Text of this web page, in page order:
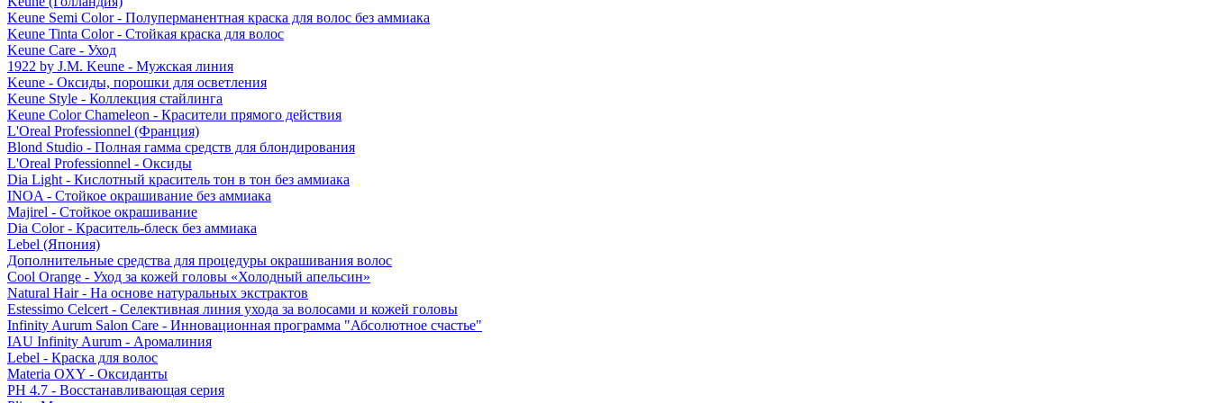
Keune Semi Color - Полуперманентная краска для волос без аммиака
Keune Tinta Color - Стойкая краска для волос
Keune Care - Уход
1922 by J.M. Keune - Мужская линия
Keune - Оксиды, порошки для осветления
Keune Style - Коллекция стайлинга
Keune Color Chameleon - Красители прямого действия
L'Oreal Professionnel (Франция)
Blond Studio - Полная гамма средств для блондирования
L'Oreal Professionnel - Оксиды
Dia Light - Кислотный краситель тон в тон без аммиака
INOA - Стойкое окрашивание без аммиака
Majirel - Стойкое окрашивание
Dia Color - Краситель-блеск без аммиака
Lebel (Япония)
Дополнительные средства для процедуры окрашивания волос
Cool Orange - Уход за кожей головы «Холодный апельсин»
Natural Hair - На основе натуральных экстрактов
Estessimo Celcert - Селективная линия ухода за волосами и кожей головы
Infinity Aurum Salon Care - Инновационная программа "Абсолютное счастье"
IAU Infinity Aurum - Аромалиния
Lebel - Краска для волос
Materia OXY - Оксиданты
PH 4.7 - Восстанавливающая серия